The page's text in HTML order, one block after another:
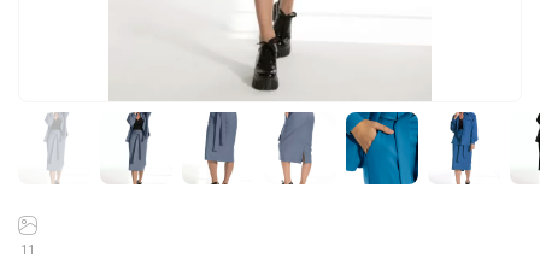
11